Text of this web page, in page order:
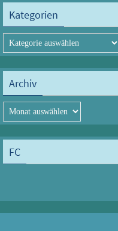
Kategorien
Kategorien
Archiv
Archiv
FC